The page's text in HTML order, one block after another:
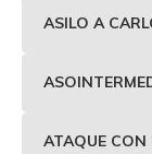
ASILO A
ATAQUE CON